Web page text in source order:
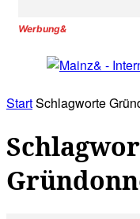
Werbung&
StartSchlagworte